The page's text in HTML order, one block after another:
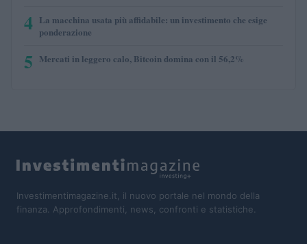
4 La macchina usata più affidabile: un investimento che esige
ponderazione
5 Mercati in leggero calo, Bitcoin domina con il 56,2%
Investimentimagazine.it, il nuovo portale nel mondo della
finanza. Approfondimenti, news, confronti e statistiche.